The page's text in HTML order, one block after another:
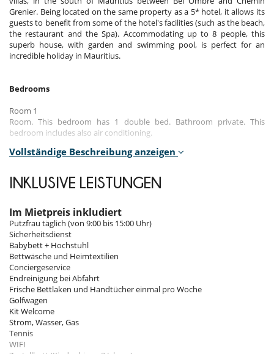
Grenier. Being located on the same property as a 5* hotel, it allows its
guests to benefit from some of the hotel's facilities (such as the beach,
the restaurant and the Spa). Accommodating up to 8 people, this
superb house, with garden and swimming pool, is perfect for an
incredible holiday in Mauritius.
Bedrooms
Room 1
Room. This bedroom has 1 double bed. Bathroom private. This
bedroom includes also air conditioning.
Room 2
bedroom includes also air conditioning.
Room. This bedroom has 1 double bed. Bathroom private, shared.
This bedroom includes also air conditioning.
Room 4
Children bedroom. This bedroom has 2 single beds. Bathroom shared.
This bedroom includes also air conditioning.
Note :the children bedroom is attached to one of the en-suite
bedrooms.
Indoors
Vollständige Beschreibung anzeigen
INKLUSIVE LEISTUNGEN
Im Mietpreis inkludiert
Putzfrau täglich (von 9:00 bis 15:00 Uhr)
Sicherheitsdienst
Babybett + Hochstuhl
Bettwäsche und Heimtextilien
Conciergeservice
Endreinigung bei Abfahrt
Frische Bettlaken und Handtücher einmal pro Woche
Golfwagen
Kit Welcome
Strom, Wasser, Gas
Tennis
WIFI